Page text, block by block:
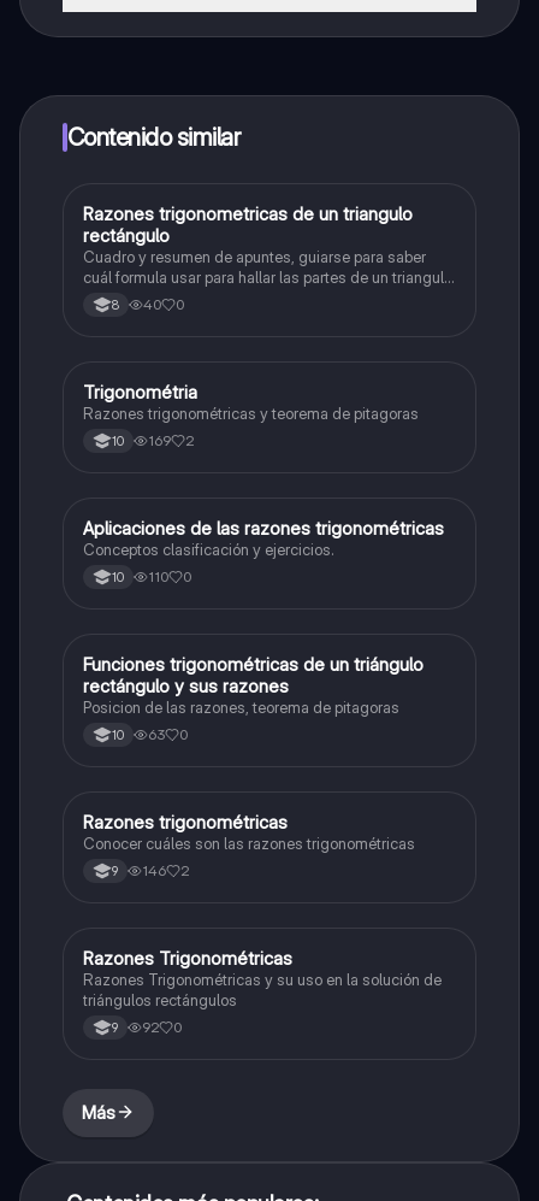
a determinadas funciones.
Contenido similar
Matemáticas
Razones trigonometricas de un triangulo
rectángulo
Cuadro y resumen de apuntes, guiarse para saber
cuál formula usar para hallar las partes de un triangulo
rectángulo
8 40 0
Matemáticas
Trigonométria
Razones trigonométricas y teorema de pitagoras
10 169 2
Matemáticas
Aplicaciones de las razones trigonométricas
Conceptos clasificación y ejercicios.
10 110 0
Matemáticas
Funciones trigonométricas de un triángulo
rectángulo y sus razones
Posicion de las razones, teorema de pitagoras
10 63 0
Matemáticas
Razones trigonométricas
Conocer cuáles son las razones trigonométricas
9 146 2
Matemáticas
Razones Trigonométricas
Razones Trigonométricas y su uso en la solución de
triángulos rectángulos
9 92 0
Más